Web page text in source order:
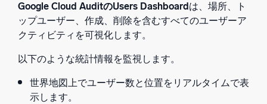
Google Cloud AuditのUsers Dashboardは、場所、ト
ップユーザー、作成、削除を含むすべてのユーザーア
クティビティを可視化します。
以下のような統計情報を監視します。
世界地図上でユーザー数と位置をリアルタイムで表
示します。